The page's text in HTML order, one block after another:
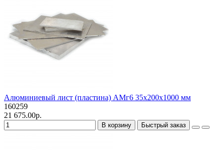
Алюминиевый лист (пластина) АМг6 35х200х1000 мм
160259
21 675.00р.
В корзину Быстрый заказ